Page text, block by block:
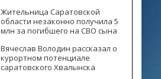
Жительница Саратовской
области незаконно получила 5
млн за погибшего на СВО сына
Вячеслав Володин рассказал о
курортном потенциале
саратовского Хвалынска